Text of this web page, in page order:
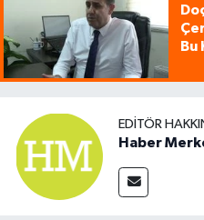
Bu
EDITÖR
Haber